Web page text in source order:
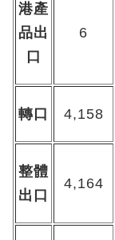
港產
品出
口
6
轉口 4,158
整體
出口
4,164